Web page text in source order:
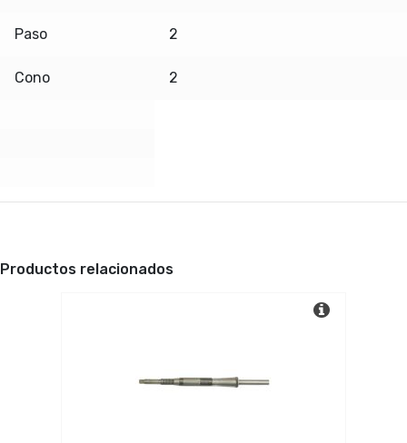
Paso 2
Cono 2
Productos relacionados